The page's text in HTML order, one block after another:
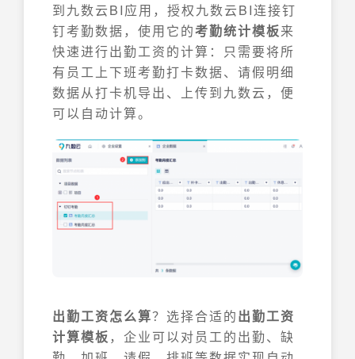
到九数云BI应用，授权九数云BI连接钉
钉考勤数据，使用它的考勤统计模板来
快速进行出勤工资的计算：只需要将所
有员工上下班考勤打卡数据、请假明细
数据从打卡机导出、上传到九数云，便
可以自动计算。
出勤工资怎么算？选择合适的出勤工资
计算模板 ，企业可以对员工的出勤、缺